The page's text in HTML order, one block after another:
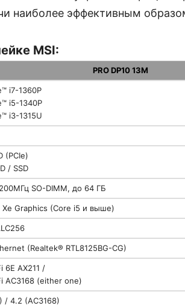
наиболее эффективным
MSI:
PRO DP10 13M
i7-1360P
i5-1340P
i3-1315U
(PCIe)
/ SSD
SO-DIMM, до 64 ГБ
Graphics (Core i5 и выше)
(Realtek® RTL8125BG-CG)
6E AX211 /
AC3168 (either one)
/ 4.2 (AC3168)